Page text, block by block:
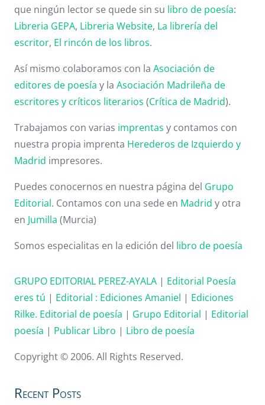
que ningún lector se quede sin su libro de poesía:
Libreria GEPA, Libreria Website, La librería del
escritor, El rincón de los libros.
Así mismo colaboramos con la Asociación de
editores de poesía y la Asociación Madrileña de
escritores y críticos literarios (Crítica de Madrid).
Trabajamos con varias imprentas y contamos con
nuestra propia imprenta Herederos de Izquierdo y
Madrid impresores.
Puedes conocernos en nuestra página del Grupo
Editorial. Contamos con una sede en Madrid y otra
en Jumilla (Murcia)
Somos especialitas en la edición del libro de poesía
GRUPO EDITORIAL PEREZ-AYALA | Editorial Poesía
eres tú | Editorial : Ediciones Amaniel | Ediciones
Rilke. Editorial de poesía | Grupo Editorial | Editorial
poesía | Publicar Libro | Libro de poesía
Copyright © 2006. All Rights Reserved.
Recent Posts